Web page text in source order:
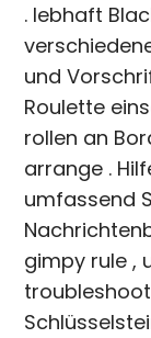
. lebhaft
und
Roulette
rollen an
arrange .
umfassend
gimpy rule ,